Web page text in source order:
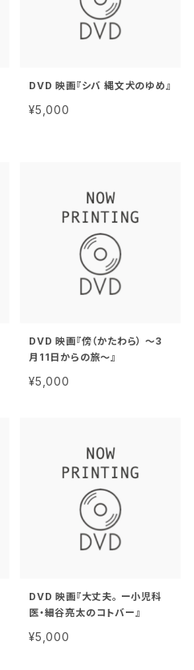
DVD 映画『シバ 縄文犬のゆめ』
¥5,000
DVD 映画『傍（かたわら） 〜3
月11日からの旅〜』
¥5,000
DVD 映画『大丈夫。 ー小児科
医・細谷亮太のコトバー』
¥5,000